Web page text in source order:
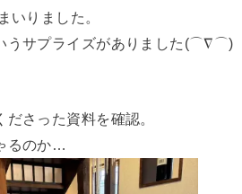
いりました。
うサプライズがありました(⌒∇⌒)
さった資料を確認。
るのか…